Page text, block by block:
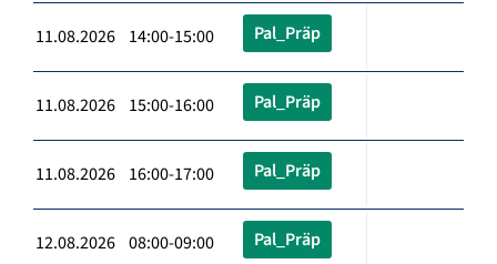
11.08.2026 14:00-15:00 Pal_Präp
11.08.2026 15:00-16:00 Pal_Präp
11.08.2026 16:00-17:00 Pal_Präp
12.08.2026 08:00-09:00 Pal_Präp